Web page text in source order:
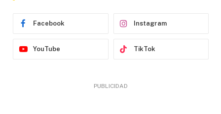
Facebook Instagram
YouTube TikTok
PUBLICIDAD